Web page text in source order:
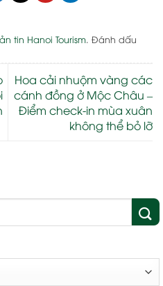
tin Hanoi Tourism. Đánh dấu
Hoa cải nhuộm vàng các
cánh đồng ở Mộc Châu –
Điểm check-in mùa xuân
không thể bỏ lỡ